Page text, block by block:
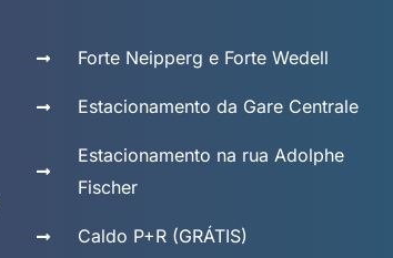
Forte Neipperg e Forte Wedell
Estacionamento da Gare Centrale
Estacionamento na rua Adolphe
Fischer
Caldo P+R (GRÁTIS)